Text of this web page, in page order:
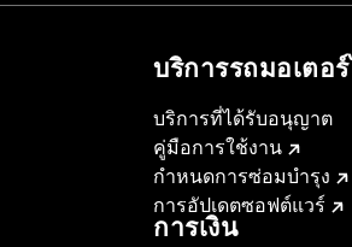
บริการรถมอเตอ
บริการที่ได้รับอนุญาต
คู่มือการใช้งาน
กำหนดการซ่อมบำรุง
การอัปเดตซอฟต์แวร์
การเงิน